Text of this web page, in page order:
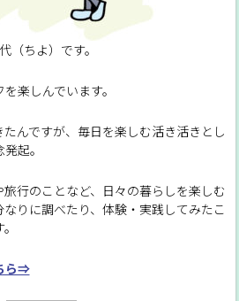
（ちよ）です。
楽しんでいます。
んですが、毎日を楽しむ活き活きとし
起。
行のことなど、日々の暮らしを楽しむ
りに調べたり、体験・実践してみたこ
ら⇒